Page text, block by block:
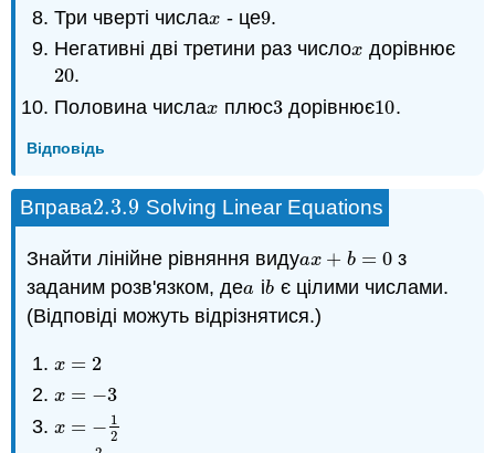
Три чверті числаx
x - це9
9.
Негативні дві третини раз числоx
x дорівнює
20
20.
Половина числаx
x плюс3
3 дорівнює10
10.
Відповідь
Вправа2.3.9
2.3.9 Solving Linear Equations
Знайти лінійне рівняння видуax + b = 0
ax+b = 0
з
заданим розв'язком, деa
a іb
b є цілими числами.
(Відповіді можуть відрізнятися.)
x = 2
x=2
x = −3
x=− 3
x = − 1
2
x=− 12